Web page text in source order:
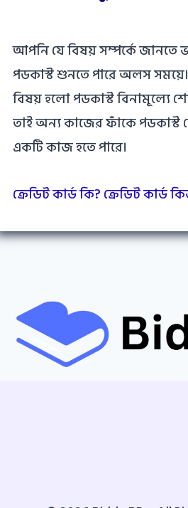
আপনি যে বিষয় সম্পর্কে জানতে
পডকাস্ট শুনতে পারে অলস
বিষয় হলো পডকাস্ট বিনামূল্যে
তাই অন্য কাজের ফাঁকে পডকাস্ট
একটি কাজ হতে পারে।
ক্রেডিট কার্ড কি? ক্রেডিট কার্ড